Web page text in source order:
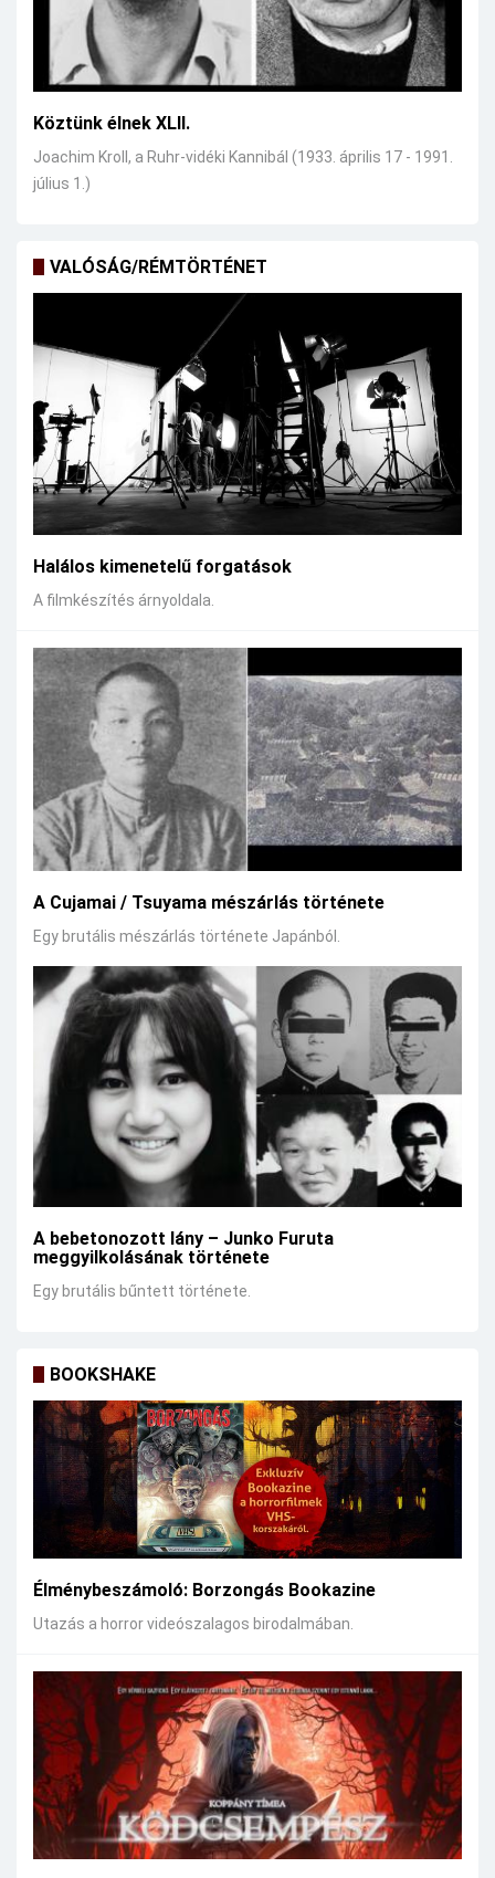
Köztünk élnek XLII.
Joachim Kroll, a Ruhr-vidéki Kannibál (1933. április 17 - 1991.
július 1.)
VALÓSÁG/RÉMTÖRTÉNET
Halálos kimenetelű forgatások
A filmkészítés árnyoldala.
A Cujamai / Tsuyama mészárlás története
Egy brutális mészárlás története Japánból.
A bebetonozott lány – Junko Furuta
meggyilkolásának története
Egy brutális bűntett története.
BOOKSHAKE
Élménybeszámoló: Borzongás Bookazine
Utazás a horror videószalagos birodalmában.